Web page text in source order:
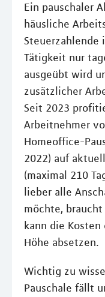
Ein pauschaler
häusliche
Steuerzahlende
Tätigkeit nur
ausgeübt wird
zusätzlicher
Seit 2023
Arbeitnehmer
Homeoffice-
2022) auf
(maximal 210
lieber alle
möchte,
kann die
Höhe absetzen.
Wichtig zu
Pauschale fällt